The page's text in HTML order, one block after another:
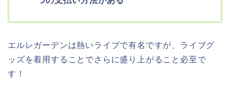
エルレガーデンは熱いライブで有名ですが、ライブグ
ッズを着用することでさらに盛り上がること必至で
す！